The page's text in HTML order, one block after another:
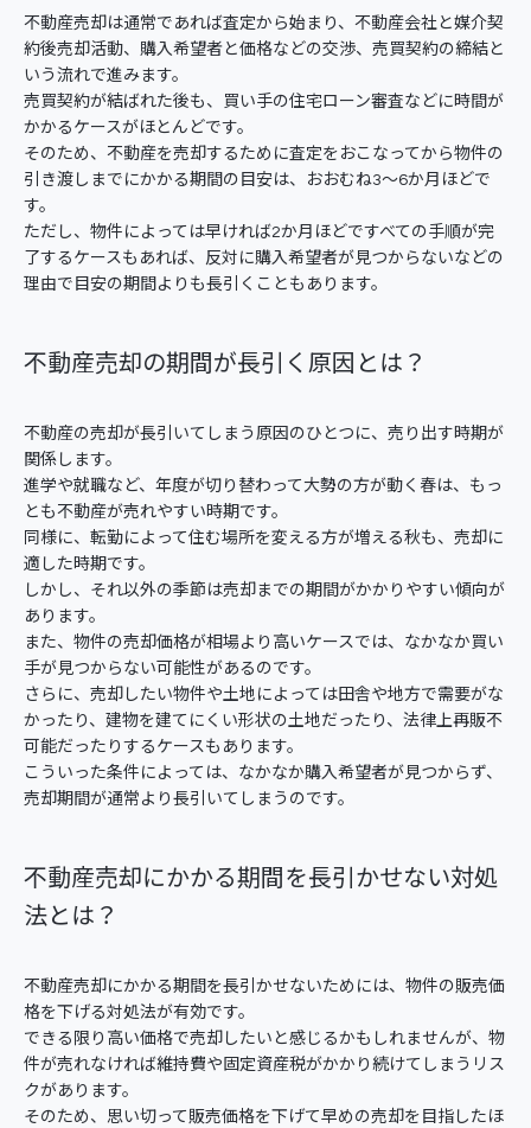
不動産売却は通常であれば査定から始まり、不動産会社と媒介契
約後売却活動、購入希望者と価格などの交渉、売買契約の締結と
いう流れで進みます。
売買契約が結ばれた後も、買い手の住宅ローン審査などに時間が
かかるケースがほとんどです。
そのため、不動産を売却するために査定をおこなってから物件の
引き渡しまでにかかる期間の目安は、おおむね3～6か月ほどで
す。
ただし、物件によっては早ければ2か月ほどですべての手順が完
了するケースもあれば、反対に購入希望者が見つからないなどの
理由で目安の期間よりも長引くこともあります。
不動産売却の期間が長引く原因とは？
不動産の売却が長引いてしまう原因のひとつに、売り出す時期が
関係します。
進学や就職など、年度が切り替わって大勢の方が動く春は、もっ
とも不動産が売れやすい時期です。
同様に、転勤によって住む場所を変える方が増える秋も、売却に
適した時期です。
しかし、それ以外の季節は売却までの期間がかかりやすい傾向が
あります。
また、物件の売却価格が相場より高いケースでは、なかなか買い
手が見つからない可能性があるのです。
さらに、売却したい物件や土地によっては田舎や地方で需要がな
かったり、建物を建てにくい形状の土地だったり、法律上再販不
可能だったりするケースもあります。
こういった条件によっては、なかなか購入希望者が見つからず、
売却期間が通常より長引いてしまうのです。
不動産売却にかかる期間を長引かせない対処
法とは？
不動産売却にかかる期間を長引かせないためには、物件の販売価
格を下げる対処法が有効です。
できる限り高い価格で売却したいと感じるかもしれませんが、物
件が売れなければ維持費や固定資産税がかかり続けてしまうリス
クがあります。
そのため、思い切って販売価格を下げて早めの売却を目指したほ